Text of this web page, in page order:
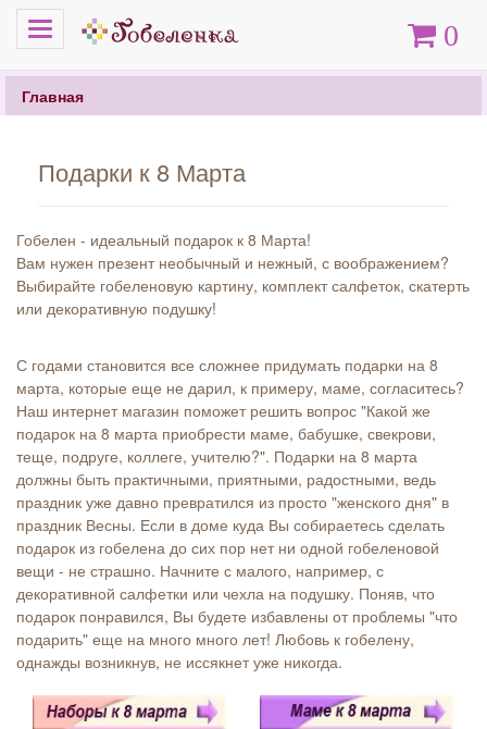
Меню Корзина
0
Главная
Подарки к 8 Марта
Гобелен - идеальный подарок к 8 Марта!
Вам нужен презент необычный и нежный, с воображением?
Выбирайте гобеленовую картину, комплект салфеток, скатерть
или декоративную подушку!
С годами становится все сложнее придумать подарки на 8
марта, которые еще не дарил, к примеру, маме, согласитесь?
Наш интернет магазин поможет решить вопрос "Какой же
подарок на 8 марта приобрести маме, бабушке, свекрови,
теще, подруге, коллеге, учителю?". Подарки на 8 марта
должны быть практичными, приятными, радостными, ведь
праздник уже давно превратился из просто "женского дня" в
праздник Весны. Если в доме куда Вы собираетесь сделать
подарок из гобелена до сих пор нет ни одной гобеленовой
вещи - не страшно. Начните с малого, например, с
декоративной салфетки или чехла на подушку. Поняв, что
подарок понравился, Вы будете избавлены от проблемы "что
подарить" еще на много много лет! Любовь к гобелену,
однажды возникнув, не иссякнет уже никогда.